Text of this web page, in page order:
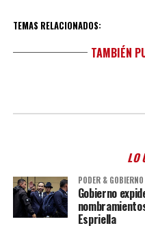
TEMAS RELACIONADOS:
TAMBIÉN
LO
PODER & GOBIERNO
Gobierno
Espriella